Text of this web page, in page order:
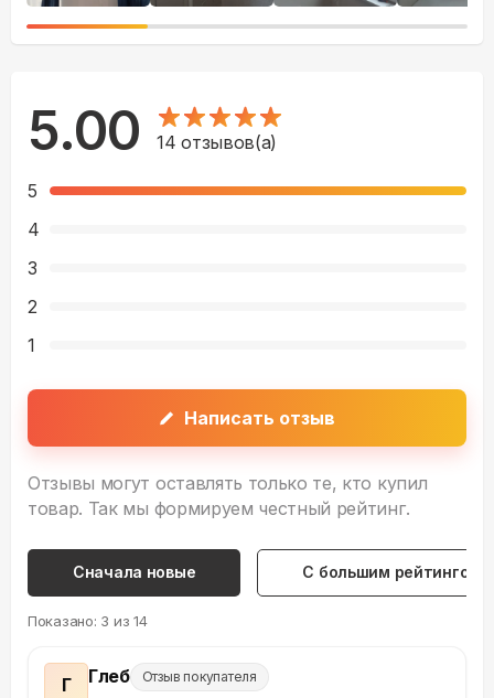
5.00 14 отзывов(а)
5
4
3
2
1
Написать отзыв
Отзывы могут оставлять только те, кто купил
товар. Так мы формируем честный рейтинг.
Сначала новые С большим рейтингом
Показано: 3 из14
Г Глеб Отзыв покупателя